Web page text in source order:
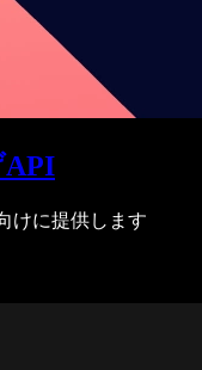
API
けに提供します